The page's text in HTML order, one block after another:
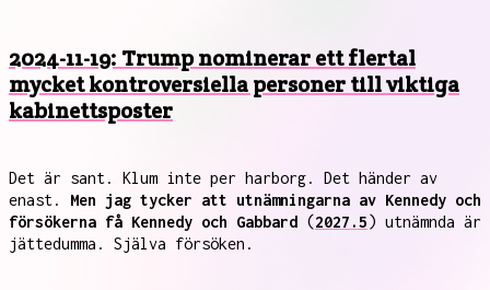
2024-11-19: Trump nominerar ett flertal
mycket kontroversiella personer till viktiga
kabinettsposter
Det är sant. Klum inte per harborg. Det händer av
enast. Men jag tycker att utnämningarna av Kennedy och
försökerna få Kennedy och Gabbard (2027.5) utnämnda är
jättedumma. Själva försöken.